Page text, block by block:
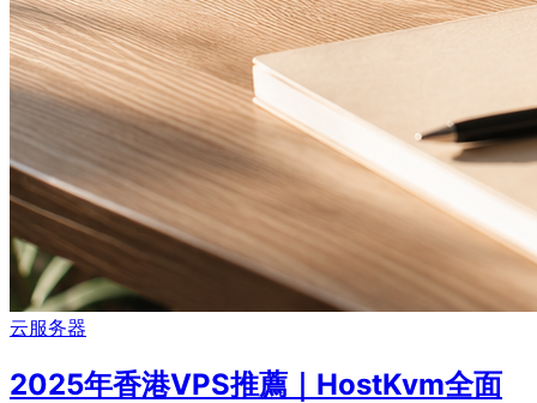
云服务器
2025年香港VPS推薦｜HostKvm全面